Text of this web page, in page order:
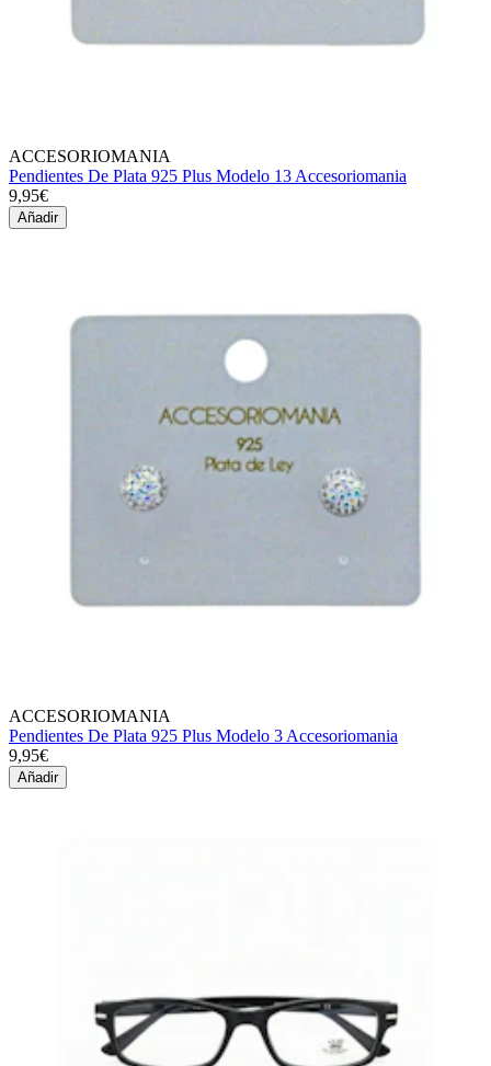
ACCESORIOMANIA
Pendientes De Plata 925 Plus Modelo 13 Accesoriomania
9,95€
Añadir
ACCESORIOMANIA
Pendientes De Plata 925 Plus Modelo 3 Accesoriomania
9,95€
Añadir